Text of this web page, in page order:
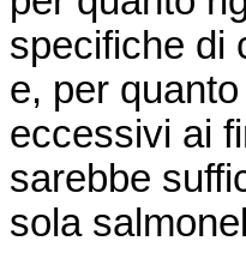
specifiche di
e, per
eccessivi ai
sarebbe
sola